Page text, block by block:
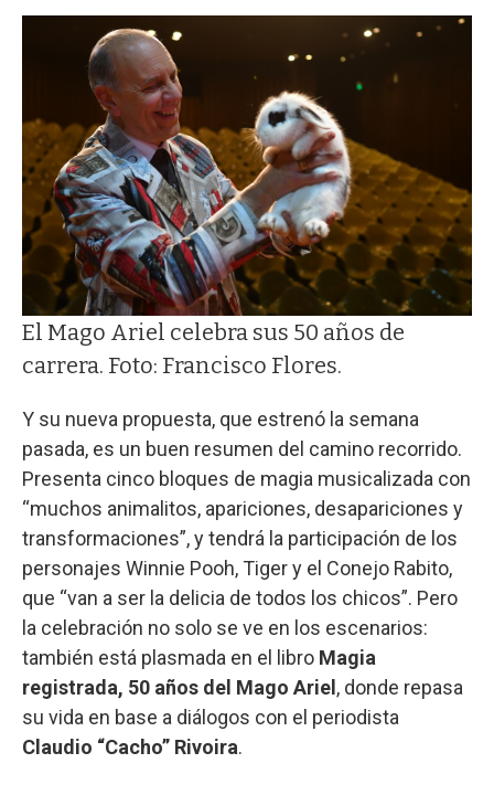
El Mago Ariel celebra sus 50 años de
carrera. Foto: Francisco Flores.
Y su nueva propuesta, que estrenó la semana
pasada, es un buen resumen del camino recorrido.
Presenta cinco bloques de magia musicalizada con
“muchos animalitos, apariciones, desapariciones y
transformaciones”, y tendrá la participación de los
personajes Winnie Pooh, Tiger y el Conejo Rabito,
que “van a ser la delicia de todos los chicos”. Pero
la celebración no solo se ve en los escenarios:
también está plasmada en el libro Magia
registrada, 50 años del Mago Ariel , donde repasa
su vida en base a diálogos con el periodista
Claudio “Cacho” Rivoira.